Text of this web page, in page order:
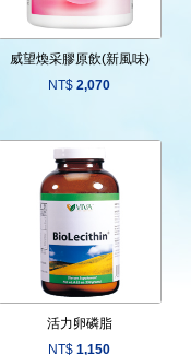
威望煥采膠原飲(新風味)
NT$ 2,070
活力卵磷脂
NT$ 1,150